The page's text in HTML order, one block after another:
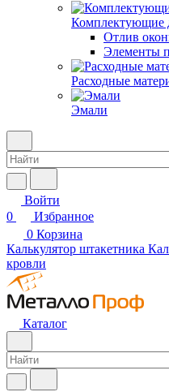
Комплектующие
Отлив
Элементы
Расходные
Эмали
Войти
0
Избранное
0 Корзина
Калькулятор штакетника
кровли
Каталог